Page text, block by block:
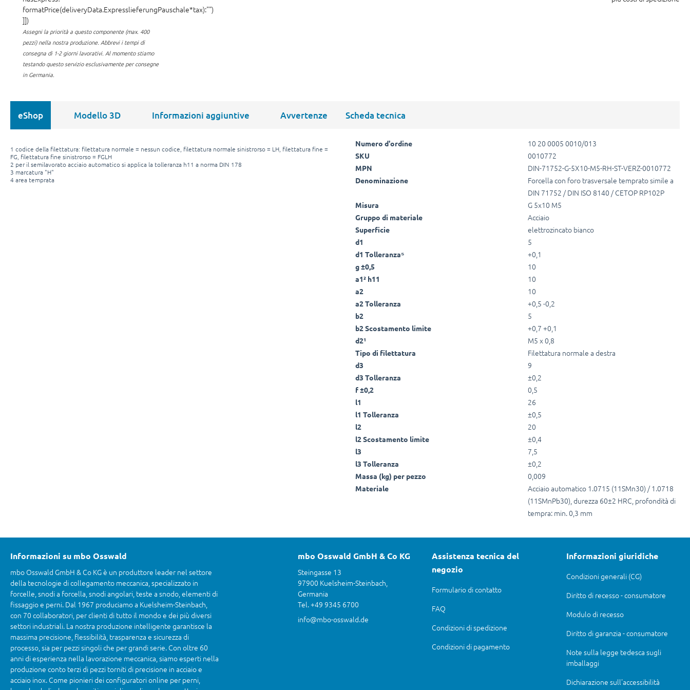
formatPrice(deliveryData.ExpresslieferungPauschale*tax):"")
]])
Assegni la priorità a questo componente (max. 400
pezzi) nella nostra produzione. Abbrevi i tempi di
consegna di 1-2 giorni lavorativi. Al momento stiamo
testando questo servizio esclusivamente per consegne
in Germania.
eShop Modello 3D Informazioni aggiuntive Avvertenze Scheda tecnica
1 codice della filettatura: filettatura normale = nessun codice, filettatura normale sinistrorso = LH, filettatura fine =
FG, filettatura fine sinistrorso = FGLH
2 per il semilavorato acciaio automatico si applica la tolleranza h11 a norma DIN 178
3 marcatura "H"
4 area temprata
Numero d'ordine 10 20 0005 0010/013
SKU 0010772
MPN DIN-71752-G-5X10-M5-RH-ST-VERZ-0010772
Denominazione
Forcella con foro trasversale temprato simile a
DIN 71752 / DIN ISO 8140 / CETOP RP102P
Misura G 5x10 M5
Gruppo di materiale Acciaio
Superficie elettrozincato bianco
d1 5
d1 Tolleranza⁵ +0,1
g ±0,5 10
a1² h11 10
a2 10
a2 Tolleranza +0,5 -0,2
b2 5
b2 Scostamento limite +0,7 +0,1
d2¹ M5 x 0,8
Tipo di filettatura Filettatura normale a destra
d3 9
d3 Tolleranza ±0,2
f ±0,2 0,5
l1 26
l1 Tolleranza ±0,5
l2 20
l2 Scostamento limite ±0,4
l3 7,5
l3 Tolleranza ±0,2
Massa (kg) per pezzo 0,009
Materiale
Acciaio automatico 1.0715 (11SMn30) / 1.0718
(11SMnPb30), durezza 60±2 HRC, profondità di
tempra: min. 0,3 mm
Informazioni su mbo Osswald
mbo Osswald GmbH & Co KG è un produttore leader nel settore
della tecnologie di collegamento meccanica, specializzato in
forcelle, snodi a forcella, snodi angolari, teste a snodo, elementi di
fissaggio e perni. Dal 1967 produciamo a Kuelsheim-Steinbach,
con 70 collaboratori, per clienti di tutto il mondo e dei più diversi
settori industriali. La nostra produzione intelligente garantisce la
massima precisione, flessibilità, trasparenza e sicurezza di
processo, sia per pezzi singoli che per grandi serie. Con oltre 60
anni di esperienza nella lavorazione meccanica, siamo esperti nella
produzione conto terzi di pezzi torniti di precisione in acciaio e
acciaio inox. Come pionieri dei configuratori online per perni,
mbo Osswald GmbH & Co KG
Steingasse 13
97900 Kuelsheim-Steinbach,
Germania
Tel. +49 9345 6700
info@mbo-osswald.de
Assistenza tecnica del
negozio
Formulario di contatto
FAQ
Condizioni di spedizione
Condizioni di pagamento
Informazioni giuridiche
Condizioni generali (CG)
Diritto di recesso - consumatore
Modulo di recesso
Diritto di garanzia - consumatore
Note sulla legge tedesca sugli
imballaggi
Dichiarazione sull'accessibilità